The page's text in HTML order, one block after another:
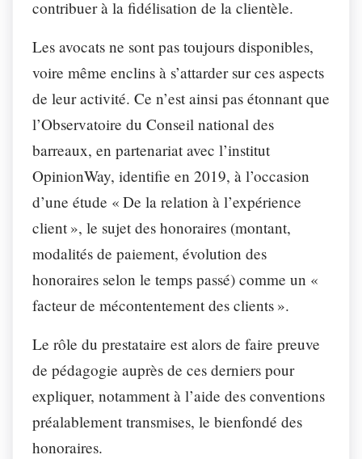
contribuer à la fidélisation de la clientèle.
Les avocats ne sont pas toujours disponibles,
voire même enclins à s’attarder sur ces aspects
de leur activité. Ce n’est ainsi pas étonnant que
l’Observatoire du Conseil national des
barreaux, en partenariat avec l’institut
OpinionWay, identifie en 2019, à l’occasion
d’une étude « De la relation à l’expérience
client », le sujet des honoraires (montant,
modalités de paiement, évolution des
honoraires selon le temps passé) comme un «
facteur de mécontentement des clients ».
Le rôle du prestataire est alors de faire preuve
de pédagogie auprès de ces derniers pour
expliquer, notamment à l’aide des conventions
préalablement transmises, le bienfondé des
honoraires.